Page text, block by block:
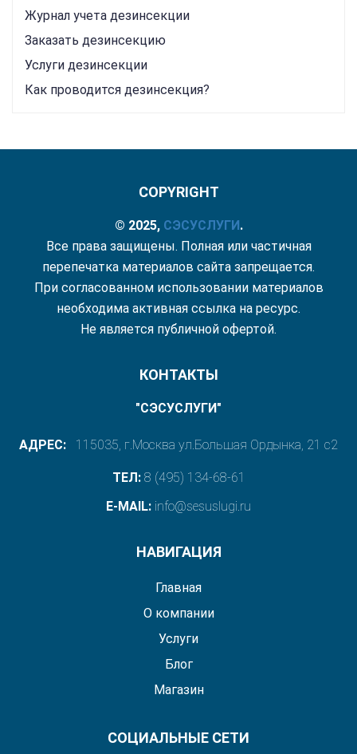
Журнал учета дезинсекции
Заказать дезинсекцию
Услуги дезинсекции
Как проводится дезинсекция?
COPYRIGHT
© 2025, СЭСУСЛУГИ .
Все права защищены. Полная или частичная
перепечатка материалов сайта запрещается.
При согласованном использовании материалов
необходима активная ссылка на ресурс.
Не является публичной офертой.
КОНТАКТЫ
"СЭСУСЛУГИ"
АДРЕС: 115035, г.Москва ул.Большая Ордынка, 21 с2
ТЕЛ: 8 (495) 134-68-61
E-MAIL: info@sesuslugi.ru
НАВИГАЦИЯ
Главная
О компании
Услуги
Блог
Магазин
СОЦИАЛЬНЫЕ СЕТИ